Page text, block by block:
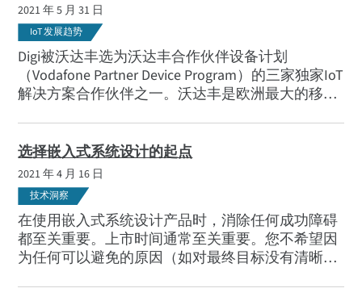
2021 年 5 月 31 日
IoT 发展趋势
Digi被沃达丰选为沃达丰合作伙伴设备计划
（Vodafone Partner Device Program）的三家独家IoT
解决方案合作伙伴之一。沃达丰是欧洲最大的移动
选择嵌入式系统设计的起点
2021 年 4 月 16 日
技术洞察
在使用嵌入式系统设计产品时，消除任何成功障碍
都至关重要。上市时间通常至关重要。您不希望因
为任何可以避免的原因（如对最终目标没有清晰的